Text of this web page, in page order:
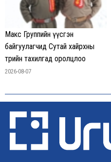
Макс Группийн үүсгэн
байгуулагчид Сутай хайрхны
төрийн тахилгад оролцлоо
2026-08-07